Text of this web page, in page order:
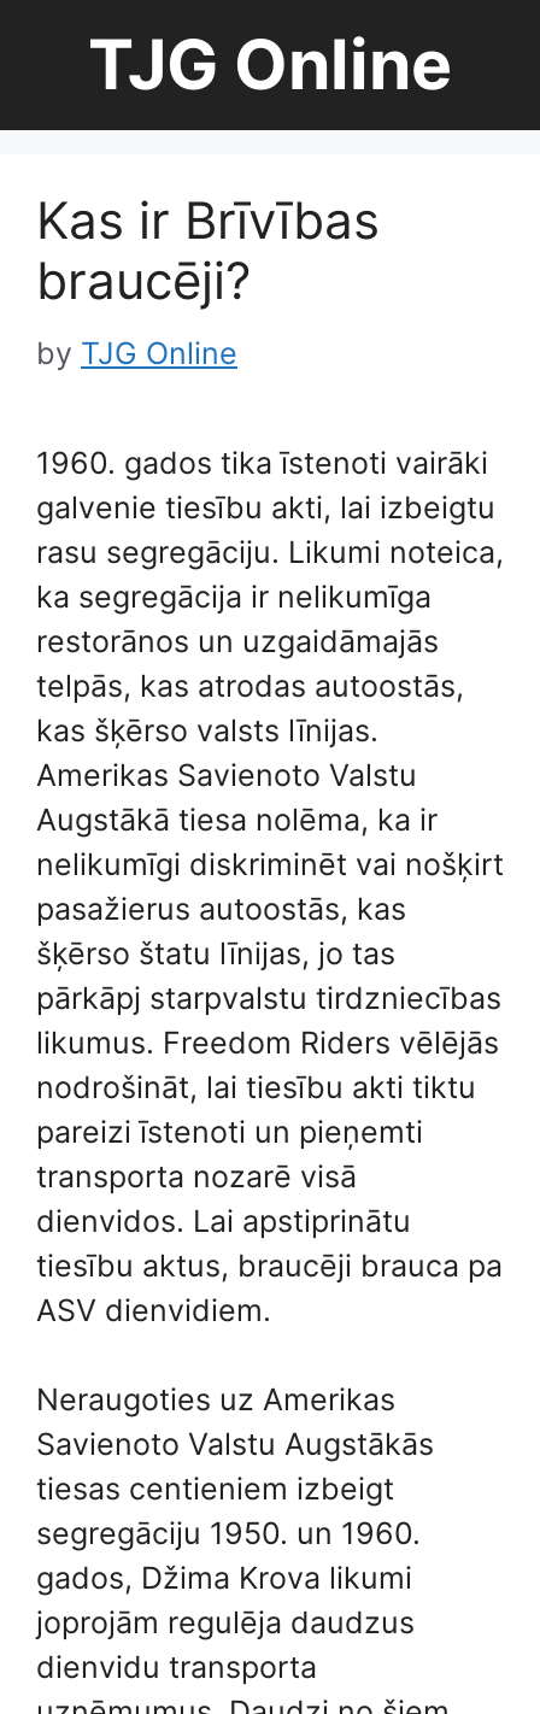
TJG Online
Kas ir Brīvības
braucēji?
by TJG Online
1960. gados tika īstenoti vairāki
galvenie tiesību akti, lai izbeigtu
rasu segregāciju. Likumi noteica,
ka segregācija ir nelikumīga
restorānos un uzgaidāmajās
telpās, kas atrodas autoostās,
kas šķērso valsts līnijas.
Amerikas Savienoto Valstu
Augstākā tiesa nolēma, ka ir
nelikumīgi diskriminēt vai nošķirt
pasažierus autoostās, kas
šķērso štatu līnijas, jo tas
pārkāpj starpvalstu tirdzniecības
likumus. Freedom Riders vēlējās
nodrošināt, lai tiesību akti tiktu
pareizi īstenoti un pieņemti
transporta nozarē visā
dienvidos. Lai apstiprinātu
tiesību aktus, braucēji brauca pa
ASV dienvidiem.
Neraugoties uz Amerikas
Savienoto Valstu Augstākās
tiesas centieniem izbeigt
segregāciju 1950. un 1960.
gados, Džima Krova likumi
joprojām regulēja daudzus
dienvidu transporta